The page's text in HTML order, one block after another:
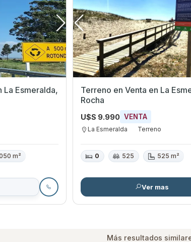
La Esmeralda,
m²
Terreno en Venta en La Esmeralda,
Rocha
U$S 9.990 VENTA
La Esmeralda Terreno
0 525 525 m²
Ver mas
Más resultados